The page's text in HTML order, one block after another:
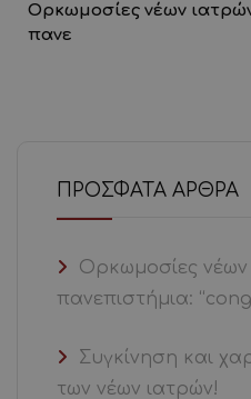
Ορκωμοσίες νέων
πανε
ΠΡΌΣΦΑΤΑ ΆΡΘΡΑ
Ορκωμοσίες νέων
πανεπιστήμια:
Συγκίνηση και
των νέων ιατρών!